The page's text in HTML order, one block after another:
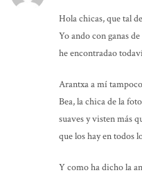
Hola chicas, que tal
Yo ando con ganas
he encontradao
Arantxa a mí
Bea, la chica de la
suaves y visten más
que los hay en todos
Y como ha dicho la